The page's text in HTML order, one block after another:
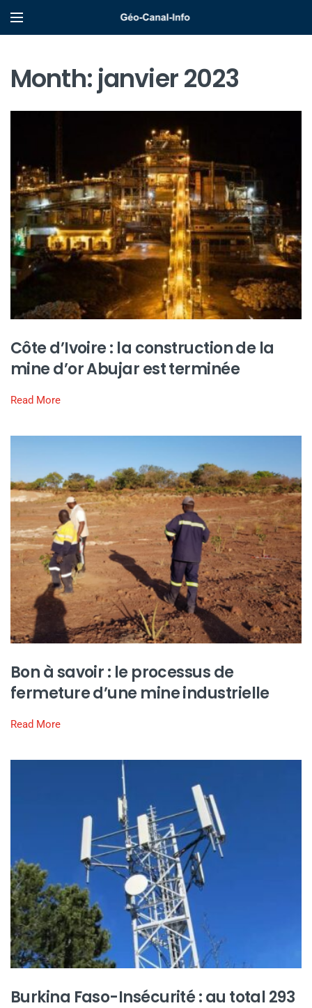
Month: janvier 2023
Côte d’Ivoire : la construction de la
mine d’or Abujar est terminée
Read More
Bon à savoir : le processus de
fermeture d’une mine industrielle
Read More
Burkina Faso-Insécurité : au total 293